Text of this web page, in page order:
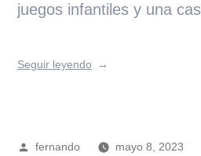
juegos infantiles y una
Seguir leyendo
fernando mayo 8, 2023